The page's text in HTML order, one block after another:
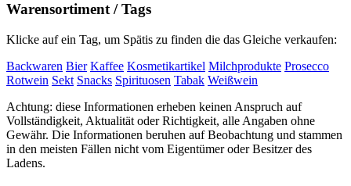
Warensortiment / Tags
Klicke auf ein Tag, um Spätis zu finden die das Gleiche verkaufen:
Backwaren Bier Kaffee Kosmetikartikel Milchprodukte Prosecco
Rotwein Sekt Snacks Spirituosen Tabak Weißwein
Achtung: diese Informationen erheben keinen Anspruch auf
Vollständigkeit, Aktualität oder Richtigkeit, alle Angaben ohne
Gewähr. Die Informationen beruhen auf Beobachtung und stammen
in den meisten Fällen nicht vom Eigentümer oder Besitzer des
Ladens.